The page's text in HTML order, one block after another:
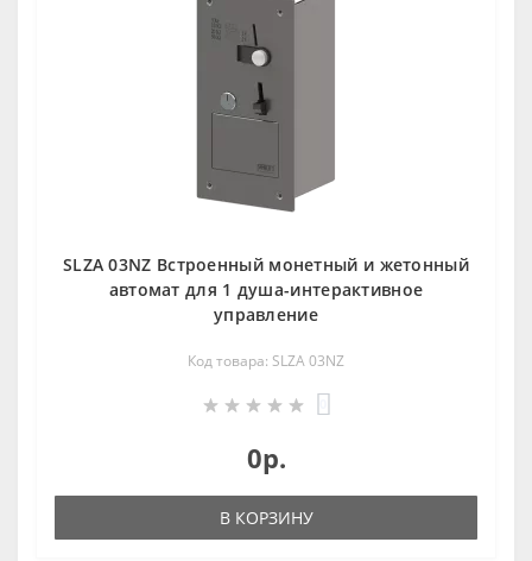
SLZA 03NZ Встроенный монетный и жетонный
автомат для 1 душа-интерактивное
управление
Код товара: SLZA 03NZ
0р.
В КОРЗИНУ